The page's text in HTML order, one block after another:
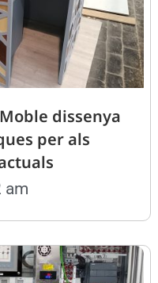
dissenya
per als
am